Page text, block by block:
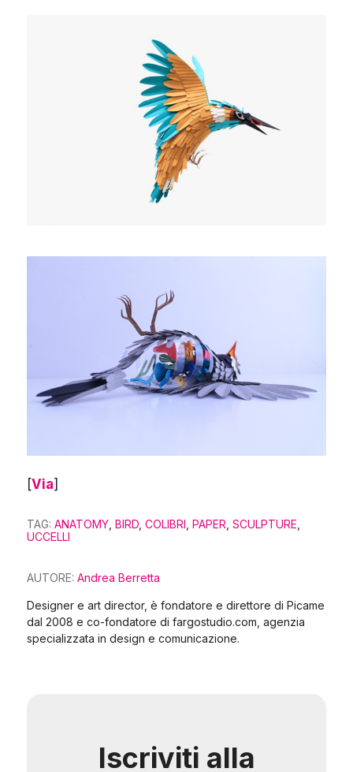
[Via]
TAG: ANATOMY BIRD COLIBRI PAPER SCULPTURE
UCCELLI
AUTORE: Andrea Berretta
Designer e art director, è fondatore e direttore di Picame
dal 2008 e co-fondatore di fargostudio.com, agenzia
specializzata in design e comunicazione.
Iscriviti alla